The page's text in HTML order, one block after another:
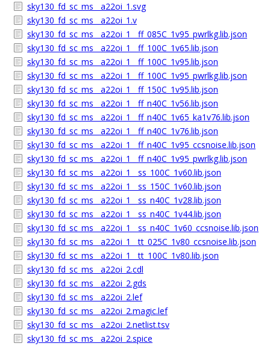
sky130_fd_sc_ms__a22oi_1.svg
sky130_fd_sc_ms__a22oi_1.v
sky130_fd_sc_ms__a22oi_1__ff_085C_1v95_pwrlkg.lib.json
sky130_fd_sc_ms__a22oi_1__ff_100C_1v65.lib.json
sky130_fd_sc_ms__a22oi_1__ff_100C_1v95.lib.json
sky130_fd_sc_ms__a22oi_1__ff_100C_1v95_pwrlkg.lib.json
sky130_fd_sc_ms__a22oi_1__ff_150C_1v95.lib.json
sky130_fd_sc_ms__a22oi_1__ff_n40C_1v56.lib.json
sky130_fd_sc_ms__a22oi_1__ff_n40C_1v65_ka1v76.lib.json
sky130_fd_sc_ms__a22oi_1__ff_n40C_1v76.lib.json
sky130_fd_sc_ms__a22oi_1__ff_n40C_1v95_ccsnoise.lib.json
sky130_fd_sc_ms__a22oi_1__ff_n40C_1v95_pwrlkg.lib.json
sky130_fd_sc_ms__a22oi_1__ss_100C_1v60.lib.json
sky130_fd_sc_ms__a22oi_1__ss_150C_1v60.lib.json
sky130_fd_sc_ms__a22oi_1__ss_n40C_1v28.lib.json
sky130_fd_sc_ms__a22oi_1__ss_n40C_1v44.lib.json
sky130_fd_sc_ms__a22oi_1__ss_n40C_1v60_ccsnoise.lib.json
sky130_fd_sc_ms__a22oi_1__tt_025C_1v80_ccsnoise.lib.json
sky130_fd_sc_ms__a22oi_1__tt_100C_1v80.lib.json
sky130_fd_sc_ms__a22oi_2.cdl
sky130_fd_sc_ms__a22oi_2.gds
sky130_fd_sc_ms__a22oi_2.lef
sky130_fd_sc_ms__a22oi_2.magic.lef
sky130_fd_sc_ms__a22oi_2.netlist.tsv
sky130_fd_sc_ms__a22oi_2.spice